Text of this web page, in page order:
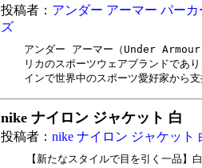
投稿者： アンダー アーマー パーカ
ズ
アンダー アーマー（Under
リカのスポーツウェアブランドであ
インで世界中のスポーツ愛好家から
nike ナイロン ジャケット 白
投稿者： nike ナイロン ジャケット
【新たなスタイルで目を引く一品】